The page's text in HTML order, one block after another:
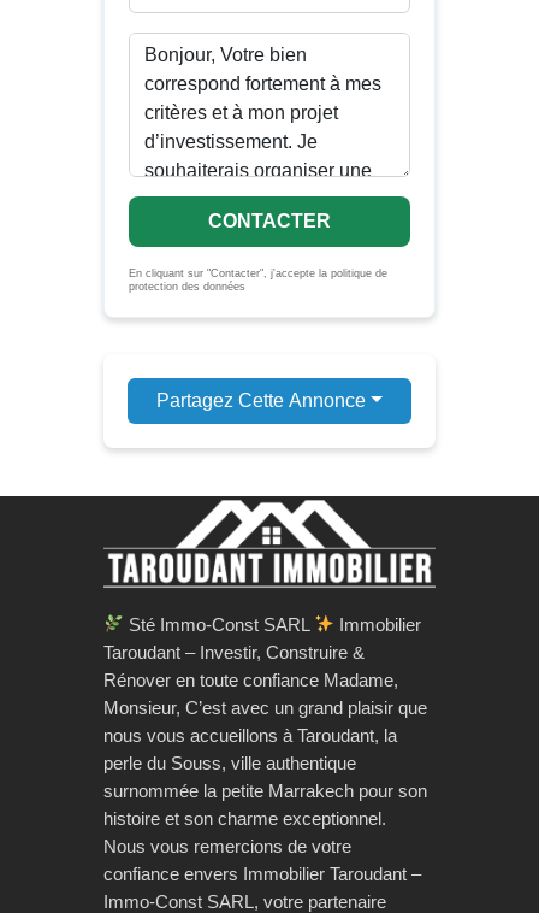
CONTACTER
En cliquant sur "Contacter", j'accepte la politique de
protection des données
Partagez Cette Annonce
Sté Immo-Const SARL
Immobilier
Taroudant – Investir, Construire &
Rénover en toute confiance Madame,
Monsieur, C’est avec un grand plaisir que
nous vous accueillons à Taroudant, la
perle du Souss, ville authentique
surnommée la petite Marrakech pour son
histoire et son charme exceptionnel.
Nous vous remercions de votre
confiance envers Immobilier Taroudant –
Immo-Const SARL, votre partenaire